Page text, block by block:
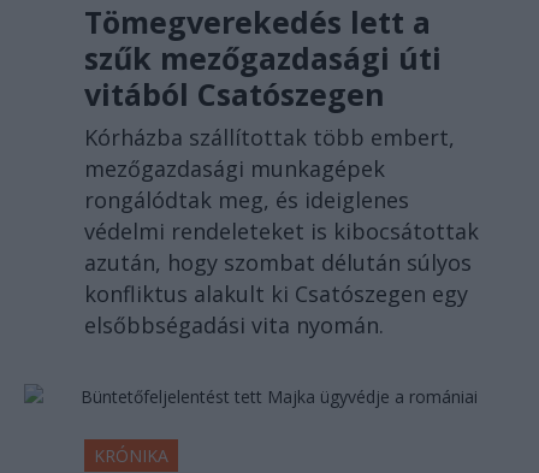
Tömegverekedés lett a
szűk mezőgazdasági úti
vitából Csatószegen
Kórházba szállítottak több embert,
mezőgazdasági munkagépek
rongálódtak meg, és ideiglenes
védelmi rendeleteket is kibocsátottak
azután, hogy szombat délután súlyos
konfliktus alakult ki Csatószegen egy
elsőbbségadási vita nyomán.
KRÓNIKA